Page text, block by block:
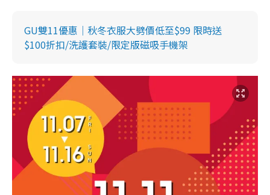
GU雙11優惠｜秋冬衣服大劈價低至$99 限時送
$100折扣/洗護套裝/限定版磁吸手機架